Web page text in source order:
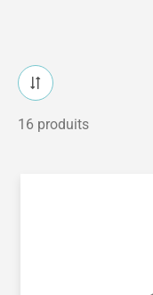
16 produits